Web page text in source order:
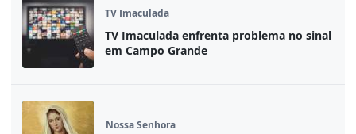
TV Imaculada
TV Imaculada enfrenta problema no sinal
em Campo Grande
Nossa Senhora